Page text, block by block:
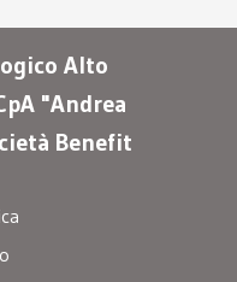
Alto
"Andrea
Benefit